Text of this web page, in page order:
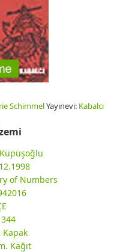
SchimmelYayınevi: Kabalcı
of Numbers
344
Kapak
Kağıt